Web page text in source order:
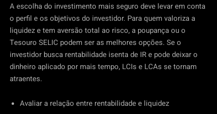
A escolha do investimento mais seguro deve levar em conta
o perfil e os objetivos do investidor. Para quem valoriza a
liquidez e tem aversão total ao risco, a poupança ou o
Tesouro SELIC podem ser as melhores opções. Se o
investidor busca rentabilidade isenta de IR e pode deixar o
dinheiro aplicado por mais tempo, LCIs e LCAs se tornam
atraentes.
Avaliar a relação entre rentabilidade e liquidez